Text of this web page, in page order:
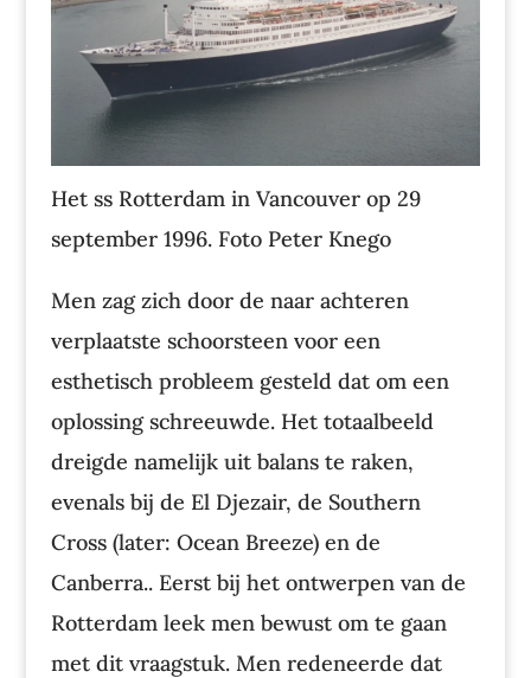
Het ss Rotterdam in Vancouver op 29
september 1996. Foto Peter Knego
Men zag zich door de naar achteren
verplaatste schoorsteen voor een
esthetisch probleem gesteld dat om een
oplossing schreeuwde. Het totaalbeeld
dreigde namelijk uit balans te raken,
evenals bij de El Djezair, de Southern
Cross (later: Ocean Breeze) en de
Canberra.. Eerst bij het ontwerpen van de
Rotterdam leek men bewust om te gaan
met dit vraagstuk. Men redeneerde dat